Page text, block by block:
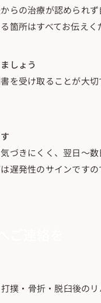
らの治療が認められ
箇所はすべてお伝えく
しょう
を受け取ることが大
づきにくく、翌日〜
遅発性のサインですの
撲・骨折・脱臼後の